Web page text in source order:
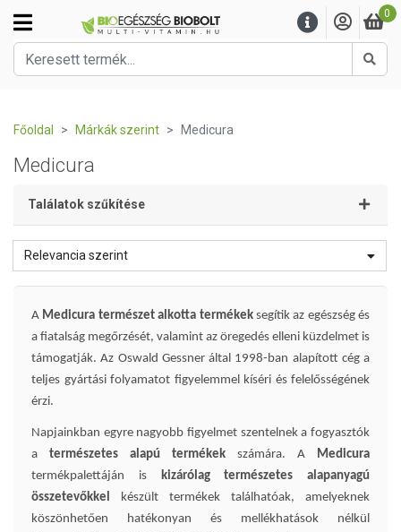
0
Főoldal Márkák szerint Medicura
Medicura
Találatok szűkítése
Relevancia szerint
A Medicura természet alkotta termékeksegítik az egészség és
a fiatalság megőrzését, valamint az öregedés elleni küzdelmet is
támogatják. Az Oswald Gessner által 1998-ban alapított cég a
teljes gyártási folyamatot figyelemmel kíséri és felelősségének
érzi.
Napjainkban egyre nagyobb figyelmet szentelnek a fogyasztók
a természetes alapú termékek számára. A Medicura
termékpalettáján is
kizárólag természetes alapanyagú
összetevőkkel
készült termékek találhatóak, amelyeknek
köszönhetően hatékonyan és mellékhatások nélkül